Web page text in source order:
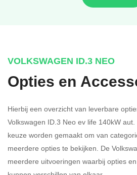
VOLKSWAGEN ID.3 NEO
Opties en
Hierbij een overzicht van leverbare
Volkswagen ID.3 Neo ev life 140kW
keuze worden gemaakt om van
meerdere opties te bekijken. De
meerdere uitvoeringen waarbij opties